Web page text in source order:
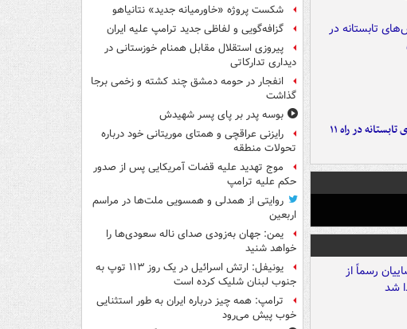
موج بارش‌های تابستانه در راه ۱۱
شکست پروژه «خاورمیانه جدید» نتانیاهو
گزافه‌گویی و لفاظی جدید ترامپ علیه ایران
پیروزی استقلال مقابل همنام خوزستانی در
دیداری تدارکاتی
انفجار در حومه دمشق چند کشته و زخمی برجا
گذاشت
بوسه‌ پدر بر پای پسر شهیدش
رایزنی عراقچی و همتای موریتانی خود درباره
تحولات منطقه
موج تهدید علیه قضات آمریکایی پس از صدور
حکم علیه ترامپ
روایتی از همدلی و همسویی ملت‌ها در مراسم
اربعین
یمن: جهان به‌زودی صدای ناله سعودی‌ها را
خواهد شنید
یونیفل: ارتش اسرائیل در یک روز ۱۱۳ توپ به
جنوب لبنان شلیک کرده است
ترامپ: همه چیز درباره ایران به طور استثنایی
خوب پیش می‌رود